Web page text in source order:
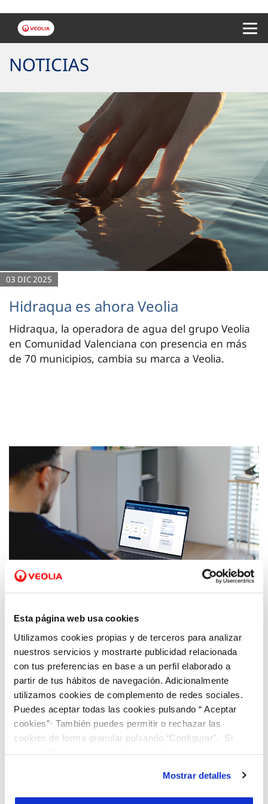
Esta página web usa cookies
Utilizamos cookies propias y de terceros para analizar
nuestros servicios y mostrarte publicidad relacionada
con tus preferencias en base a un perfil elaborado a
partir de tus hábitos de navegación. Adicionalmente
utilizamos cookies de complemento de redes sociales.
Puedes aceptar todas las cookies pulsando “ Aceptar
cookies”· También puedes permitir o rechazar las
cookies de forma granular pulsando “Configurar”. Si
son indispensables para que el sitio web funcione y que
por tanto no se pueden desactivar. Puedes consultar
Mostrar detalles
NOTICIAS
03 DIC 2025
Hidraqua es ahora Veolia
Hidraqua, la operadora de agua del grupo Veolia
en Comunidad Valenciana con presencia en más
de 70 municipios, cambia su marca a Veolia.
15 ABR 2026
otorga una nota media de 8,08 sobre 10 al
servicio de agua prestado por Veolia